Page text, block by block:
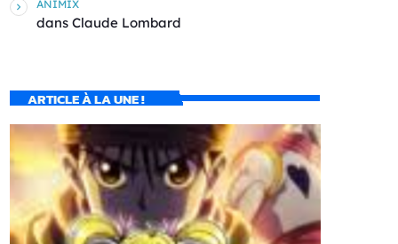
ANIMIX
dans Claude Lombard
ARTICLE À LA UNE !